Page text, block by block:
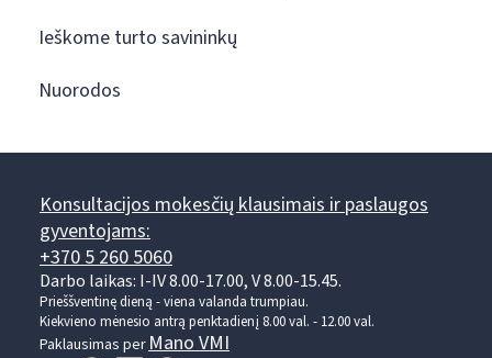
Ieškome turto savininkų
Nuorodos
Konsultacijos mokesčių klausimais ir paslaugos
gyventojams:
+370 5 260 5060
Darbo laikas: I-IV 8.00-17.00, V 8.00-15.45.
Prieššventinę dieną - viena valanda trumpiau.
Kiekvieno mėnesio antrą penktadienį 8.00 val. - 12.00 val.
Paklausimas perMano VMI